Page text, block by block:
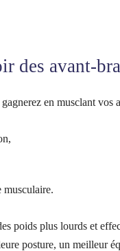
des avant-
en musclant vos
musculaire.
poids plus lourds et
posture, un meilleur